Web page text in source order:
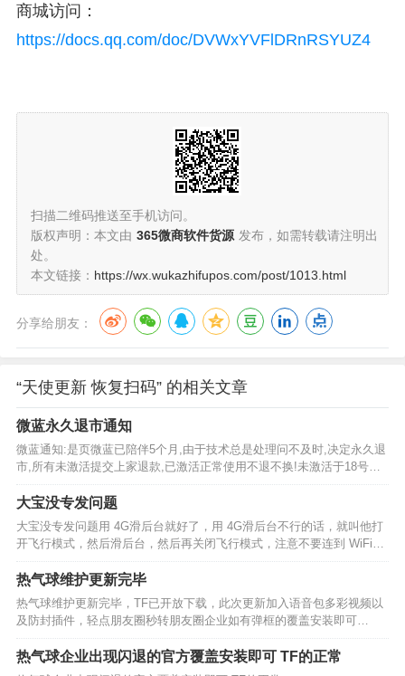
商城访问：
https://docs.qq.com/doc/DVWxYVFlDRnRSYUZ4
扫描二维码推送至手机访问。
版权声明：本文由 365微商软件货源 发布，如需转载请注明出
处。
本文链接： https://wx.wukazhifupos.com/post/1013.html
分享给朋友：
“天使更新 恢复扫码” 的相关文章
微蓝永久退市通知
微蓝通知:是页微蓝已陪伴5个月,由于技术总是处理问不及时,决定永久退
市,所有未激活提交上家退款,已激活正常使用不退不换!未激活于18号晚
上12点截止回收，过时概不处理!尽快提交!感谢多年陪伴!江湖再也不
见!…
大宝没专发问题
大宝没专发问题用 4G滑后台就好了，用 4G滑后台不行的话，就叫他打
开飞行模式，然后滑后台，然后再关闭飞行模式，注意不要连到 WiFi，
然后点开应用就好了。。…
热气球维护更新完毕
热气球维护更新完毕，TF已开放下载，此次更新加入语音包多彩视频以
及防封插件，轻点朋友圈秒转朋友圈企业如有弹框的覆盖安装即可…
热气球企业出现闪退的官方覆盖安装即可 TF的正常